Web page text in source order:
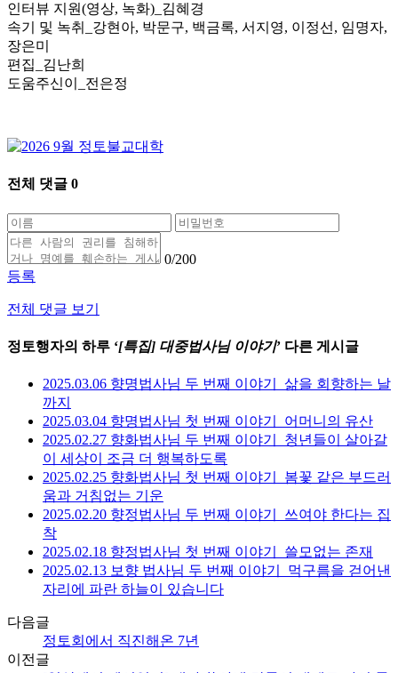
인터뷰 지원(영상, 녹화)_김혜경
속기 및 녹취_강현아, 박문구, 백금록, 서지영, 이정선, 임명자,
장은미
편집_김난희
도움주신이_전은정
전체 댓글 0
0/200
등록
전체 댓글 보기
정토행자의 하루 ‘[특집] 대중법사님 이야기’ 다른 게시글
2025.03.06 향명법사님 두 번째 이야기_삶을 회향하는 날
까지
2025.03.04 향명법사님 첫 번째 이야기_어머니의 유산
2025.02.27 향화법사님 두 번째 이야기_청년들이 살아갈
이 세상이 조금 더 행복하도록
2025.02.25 향화법사님 첫 번째 이야기_봄꽃 같은 부드러
움과 거침없는 기운
2025.02.20 향정법사님 두 번째 이야기_쓰여야 한다는 집
착
2025.02.18 향정법사님 첫 번째 이야기_쓸모없는 존재
2025.02.13 보향 법사님 두 번째 이야기_먹구름을 걷어낸
자리에 파란 하늘이 있습니다
다음글
정토회에서 직진해온 7년
이전글